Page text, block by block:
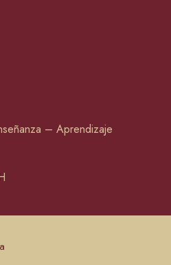
– Aprendizaje